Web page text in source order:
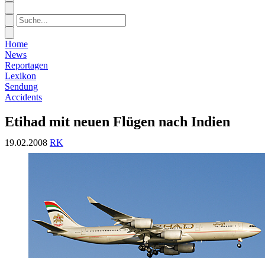
Home
News
Reportagen
Lexikon
Sendung
Accidents
Etihad mit neuen Flügen nach Indien
19.02.2008 RK